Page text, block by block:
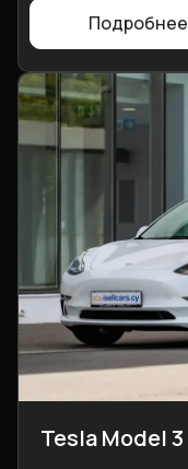
Подробнее
Tesla Model 3